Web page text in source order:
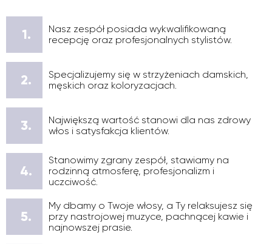
1.
Nasz zespół posiada wykwalifikowaną
recepcję oraz profesjonalnych stylistów.
2.
Specjalizujemy się w strzyżeniach damskich,
męskich oraz koloryzacjach.
3.
Największą wartość stanowi dla nas zdrowy
włos i satysfakcja klientów.
4.
Stanowimy zgrany zespół, stawiamy na
rodzinną atmosferę, profesjonalizm i
uczciwość.
5.
My dbamy o Twoje włosy, a Ty relaksujesz się
przy nastrojowej muzyce, pachnącej kawie i
najnowszej prasie.